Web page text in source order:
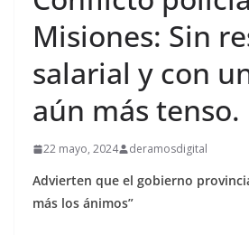
Misiones: Sin
salarial y con
aún más tenso.
22 mayo, 2024 deramosdigital
Advierten que el gobierno
más los ánimos”